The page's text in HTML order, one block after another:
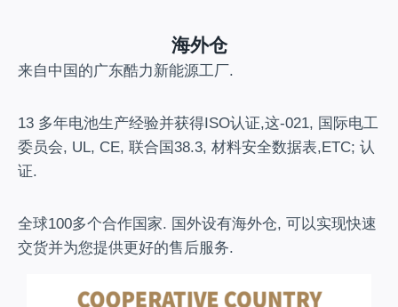
海外仓
来自中国的广东酷力新能源工厂.
13 多年电池生产经验并获得ISO认证,这-021, 国际电工
委员会, UL, CE, 联合国38.3, 材料安全数据表,ETC; 认
证.
全球100多个合作国家. 国外设有海外仓, 可以实现快速
交货并为您提供更好的售后服务.